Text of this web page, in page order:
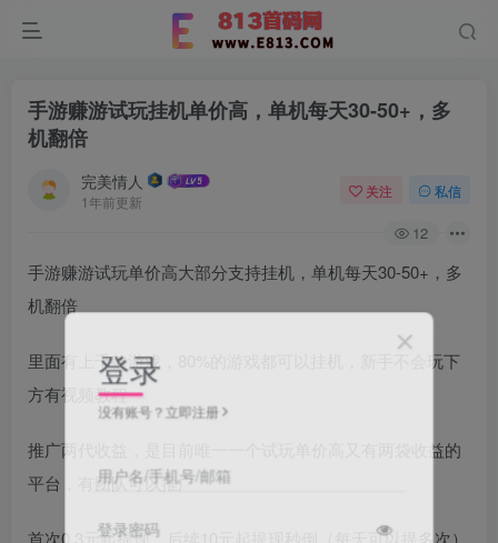
手游赚游试玩挂机单价高，单机每天30-50+，多
机翻倍
完美情人
1年前更新
关注 私信
12
手游赚游试玩单价高大部分支持挂机，单机每天30-50+，多
机翻倍
里面有上千款游戏，80%的游戏都可以挂机，新手不会玩下
方有视频教程
推广两代收益，是目前唯一一个试玩单价高又有两袋收益的
平台，有团队可以推广
首次0.3元起提现，后续10元起提现秒倒（每天可以提多次）
登录
没有账号？立即注册
用户名/手机号/邮箱
登录密码